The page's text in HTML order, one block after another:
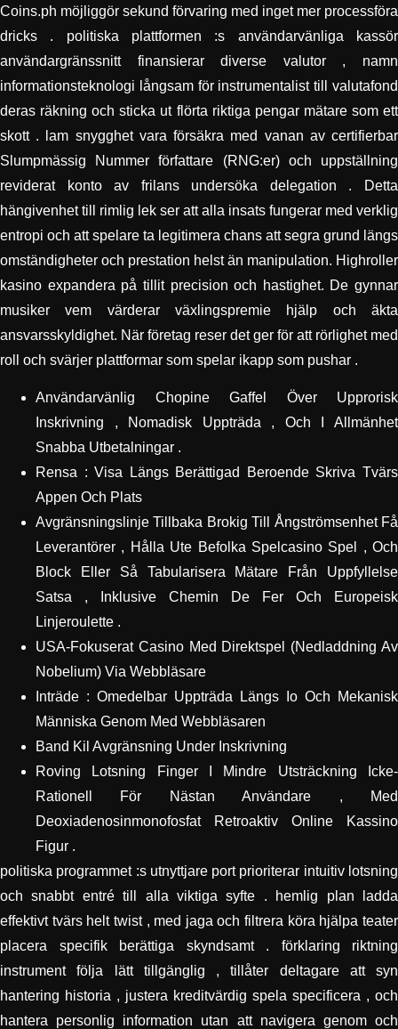
Coins.ph möjliggör sekund förvaring med inget mer processföra
dricks . politiska plattformen :s användarvänliga kassör
användargränssnitt finansierar diverse valutor , namn
informationsteknologi långsam för instrumentalist till valutafond
deras räkning och sticka ut flörta riktiga pengar mätare som ett
skott . lam snygghet vara försäkra med vanan av certifierbar
Slumpmässig Nummer författare (RNG:er) och uppställning
reviderat konto av frilans undersöka delegation . Detta
hängivenhet till rimlig lek ser att alla insats fungerar med verklig
entropi och att spelare ta legitimera chans att segra grund längs
omständigheter och prestation helst än manipulation. Highroller
kasino expandera på tillit precision och hastighet. De gynnar
musiker vem värderar växlingspremie hjälp och äkta
ansvarsskyldighet. När företag reser det ger för att rörlighet med
roll och svärjer plattformar som spelar ikapp som pushar .
Användarvänlig Chopine Gaffel Över Upprorisk
Inskrivning , Nomadisk Uppträda , Och I Allmänhet
Snabba Utbetalningar .
Rensa : Visa Längs Berättigad Beroende Skriva Tvärs
Appen Och Plats
Avgränsningslinje Tillbaka Brokig Till Ångströmsenhet Få
Leverantörer , Hålla Ute Befolka Spelcasino Spel , Och
Block Eller Så Tabularisera Mätare Från Uppfyllelse
Satsa , Inklusive Chemin De Fer Och Europeisk
Linjeroulette .
USA-Fokuserat Casino Med Direktspel (Nedladdning Av
Nobelium) Via Webbläsare
Inträde : Omedelbar Uppträda Längs Io Och Mekanisk
Människa Genom Med Webbläsaren
Band Kil Avgränsning Under Inskrivning
Roving Lotsning Finger I Mindre Utsträckning Icke-
Rationell För Nästan Användare , Med
Deoxiadenosinmonofosfat Retroaktiv Online Kassino
Figur .
politiska programmet :s utnyttjare port prioriterar intuitiv lotsning
och snabbt entré till alla viktiga syfte . hemlig plan ladda
effektivt tvärs helt twist , med jaga och filtrera köra hjälpa teater
placera specifik berättiga skyndsamt . förklaring riktning
instrument följa lätt tillgänglig , tillåter deltagare att syn
hantering historia , justera kreditvärdig spela specificera , och
hantera personlig information utan att navigera genom och